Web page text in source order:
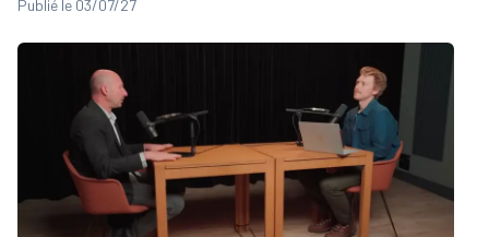
Publié le 03/07/27